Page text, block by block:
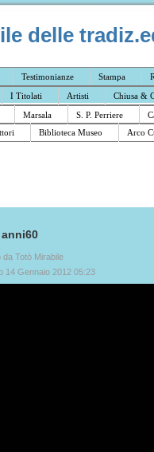
delle
Testimonianze Stampa
I Titolati Artisti
Chiusa &
Marsala S. P. Perriere
Biblioteca Museo Arco
da Totò Mirabile
14 Gennaio 2012 05:23